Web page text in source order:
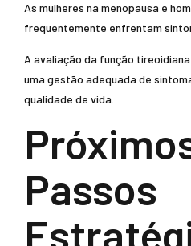
As mulheres na menopausa e
frequentemente enfrentam
A avaliação da função
uma gestão adequada de
qualidade de vida.
Passos